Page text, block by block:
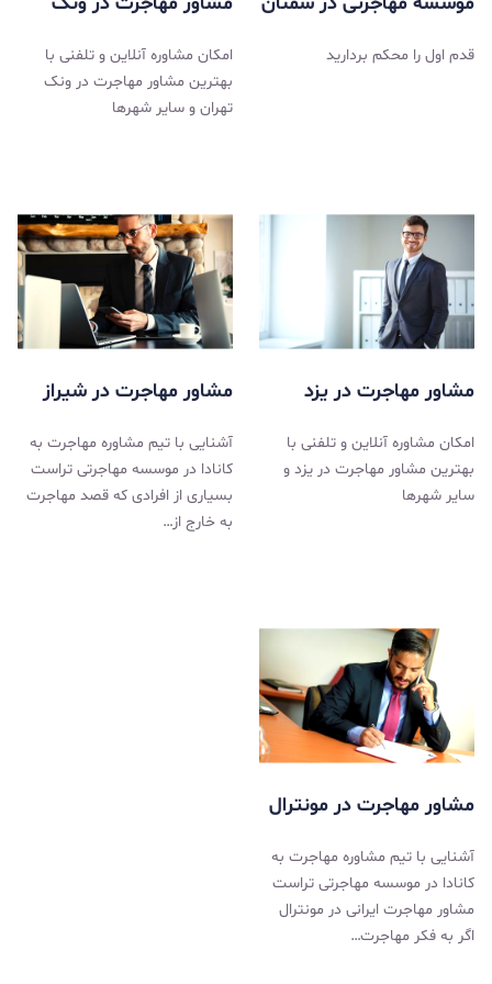
قدم اول را محکم بردارید
امکان مشاوره آنلاین و تلفنی با
بهترین مشاور مهاجرت در ونک
تهران و سایر شهرها
مشاور مهاجرت در یزد
امکان مشاوره آنلاین و تلفنی با
بهترین مشاور مهاجرت در یزد و
سایر شهرها
مشاور مهاجرت در شیراز
آشنایی با تیم مشاوره مهاجرت به
کانادا در موسسه مهاجرتی تراست
بسیاری از افرادی که قصد مهاجرت
به خارج از…
مشاور مهاجرت در مونترال
آشنایی با تیم مشاوره مهاجرت به
کانادا در موسسه مهاجرتی تراست
مشاور مهاجرت ایرانی در مونترال
اگر به فکر مهاجرت…